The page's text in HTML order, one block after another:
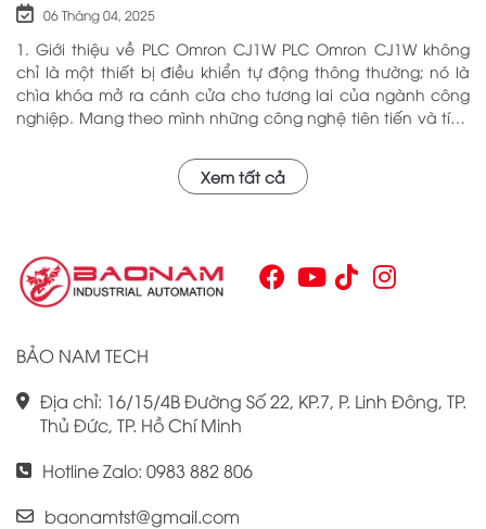
06 Tháng 04, 2025
1. Giới thiệu về PLC Omron CJ1W PLC Omron CJ1W không
chỉ là một thiết bị điều khiển tự động thông thường; nó là
chìa khóa mở ra cánh cửa cho tương lai của ngành công
nghiệp. Mang theo mình những công nghệ tiên tiến và tính
mình qua nhiều năm phục vụ trong nhiều lĩnh vực khác
nhau. Với khả năng hoạt động ổn định và hiệu quả, sản
Chính vì vậy, việc nắm vững những thông tin cơ bản về PLC
Omron CJ1W là điều cần thiết cho bất kỳ ai muốn cải thiện
hiệu suất công việc của mình.
Xem tất cả
BẢO NAM TECH
Địa chỉ: 16/15/4B Đường Số 22, KP.7, P. Linh Đông, TP.
Thủ Đức, TP. Hồ Chí Minh
Hotline Zalo: 0983 882 806
baonamtst@gmail.com